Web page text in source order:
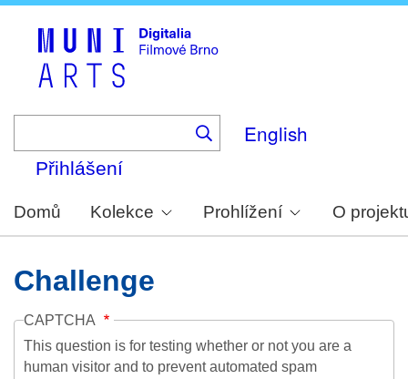
English
Přihlášení
Domů Kolekce Prohlížení O
Challenge
CAPTCHA
This question is for testing whether or not you are a
human visitor and to prevent automated spam